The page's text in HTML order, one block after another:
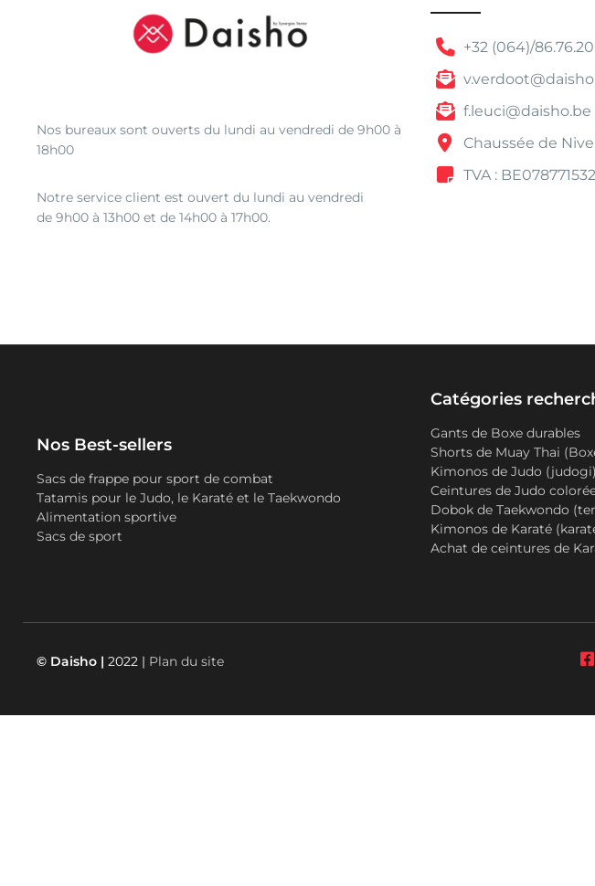
Nos bureaux sont ouverts du lundi au vendredi de 9h00 à
18h00
Notre service client est ouvert du lundi au vendredi
de 9h00 à 13h00 et de 14h00 à 17h00.
+32 (064)/86.76.20
Chaussée de
TVA :
Nos Best-sellers
Sacs de frappe pour sport de combat
Tatamis pour le Judo, le Karaté et le Taekwondo
Alimentation sportive
Sacs de sport
Catégories
Gants de Boxe durables
Shorts de Muay Thai
Kimonos de Judo (judogi)
Ceintures de Judo
Dobok de Taekwondo
Kimonos de Karaté
Achat de ceintures de
© Daisho | 2022 | Plan du site